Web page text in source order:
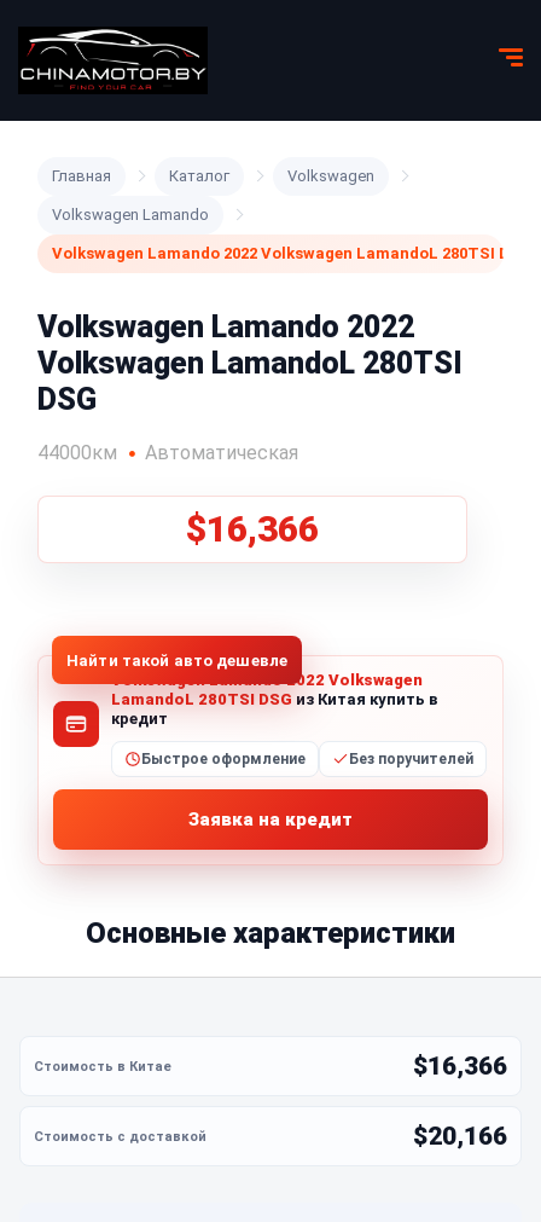
Главная Каталог Volkswagen
Volkswagen Lamando
Volkswagen Lamando 2022 Volkswagen LamandoL 280TSI DSG
Volkswagen Lamando 2022
Volkswagen LamandoL 280TSI
DSG
44000км Автоматическая
$16,366
Найти такой авто дешевле
Volkswagen Lamando 2022 Volkswagen
LamandoL 280TSI DSG из Китая купить в
кредит
Быстрое оформление Без поручителей
Заявка на кредит
Основные характеристики
$16,366
$20,166